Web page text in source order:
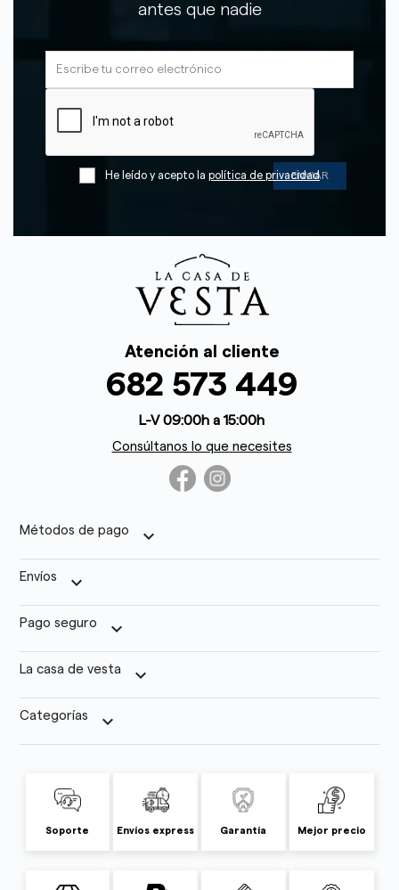
antes que nadie
He leído y acepto la política de privacidad
Atención al cliente
682 573 449
L-V 09:00h a 15:00h
Consúltanos lo que necesites
Métodos de pago keyboard_arrow_down
Envíos keyboard_arrow_down
Pago seguro keyboard_arrow_down
La casa de vesta keyboard_arrow_down
Categorías keyboard_arrow_down
Soporte Envíos express Garantía Mejor precio